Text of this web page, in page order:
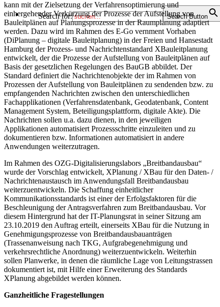
Search for: Search Button
kann mit der Zielsetzung der Verfahrensoptimierung und
einhergehender Verkürzung der Prozesse der Aufstellung von
Bauleitplänen auf Planungsprozesse in der Raumplanung adaptiert
werden. Dazu wird im Rahmen des E-Go vernment Vorhaben
(DiPlanung – digitale Bauleitplanung) in der Freien und Hansestadt
Hamburg der Prozess- und Nachrichtenstandard XBauleitplanung
entwickelt, der die Prozesse der Aufstellung von Bauleitplänen auf
Basis der gesetzlichen Regelungen des BauGB abbildet. Der
Standard definiert die Nachrichtenobjekte der im Rahmen von
Prozessen der Aufstellung von Bauleitplänen zu sendenden bzw. zu
empfangenden Nachrichten zwischen den unterschiedlichen
Fachapplikationen (Verfahrensdatenbank, Geodatenbank, Content
Management System, Beteiligungsplattform, digitale Akte). Die
Nachrichten sollen u.a. dazu dienen, in den jeweiligen
Applikationen automatisiert Prozessschritte einzuleiten und zu
dokumentieren bzw. Informationen automatisiert in andere
Anwendungen weiterzutragen.
Im Rahmen des OZG-Digitalisierungslabors „Breitbandausbau“
wurde der Vorschlag entwickelt, XPlanung / XBau für den Daten- /
Nachrichtenaustausch im Anwendungsfall Breitbandausbau
weiterzuentwickeln. Die Schaffung einheitlicher
Kommunikationsstandards ist einer der Erfolgsfaktoren für die
Beschleunigung der Antragsverfahren zum Breitbandausbau. Vor
diesem Hintergrund hat der IT-Planungsrat in seiner Sitzung am
23.10.2019 den Auftrag erteilt, einerseits XBau für die Nutzung in
Genehmigungsprozesse von Breitbandausbauanträgen
(Trassenanweisung nach TKG, Aufgrabegenehmigung und
verkehrsrechtliche Anordnung) weiterzuentwickeln. Weiterhin
sollen Planwerke, in denen die räumliche Lage von Leitungstrassen
dokumentiert ist, mit Hilfe einer Erweiterung des Standards
XPlanung abgebildet werden können.
Ganzheitliche Fragestellungen